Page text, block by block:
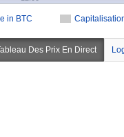
in BTC
Des Prix En Direct